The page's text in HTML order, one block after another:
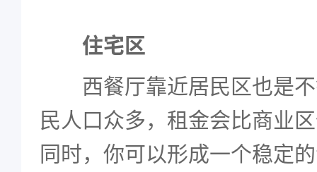
住宅区
西餐厅靠近居民区也是不
民人口众多，租金会比商业
同时，你可以形成一个稳定